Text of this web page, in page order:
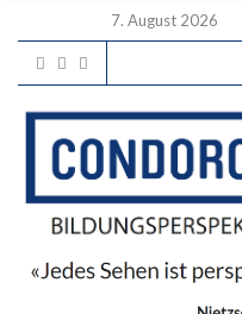
7. August 2026